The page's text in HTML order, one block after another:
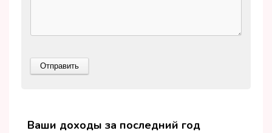
Ваши доходы за последний год